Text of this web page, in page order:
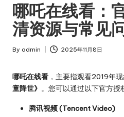
哪吒在线看：
清资源与常见
Posted
By admin 2025年11月8日
哪吒在线看 ，主要指观看2019年
童降世》 。您可以通过以下官方授
腾讯视频 (Tencent Video)